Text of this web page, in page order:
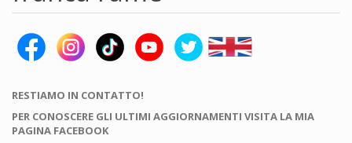
RESTIAMO IN CONTATTO!
PER CONOSCERE GLI ULTIMI AGGIORNAMENTI VISITA LA MIA
PAGINA FACEBOOK